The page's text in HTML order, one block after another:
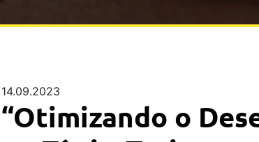
14.09.2023
“Otimizando o